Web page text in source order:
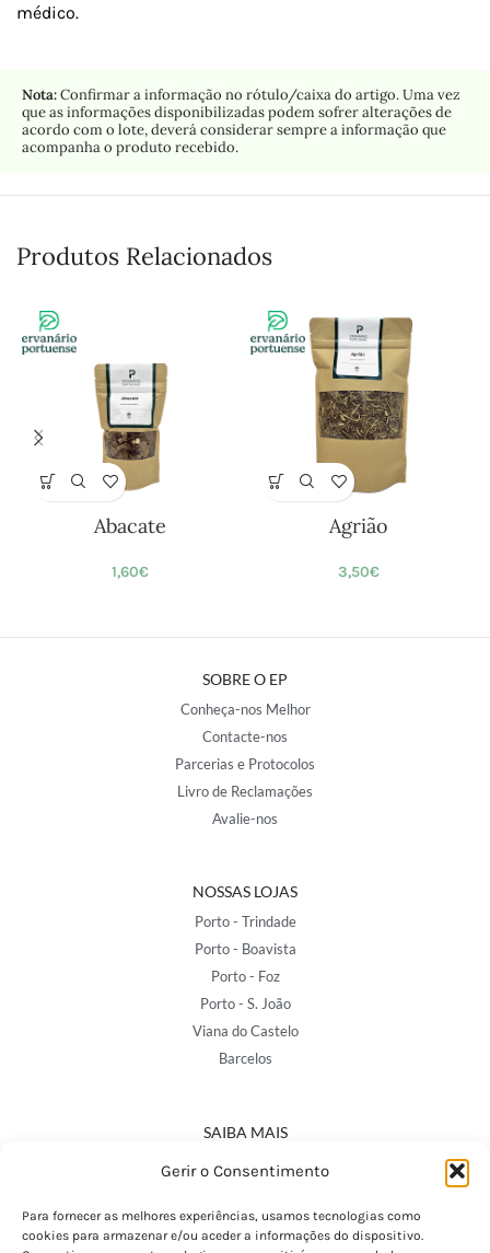
Gerir o Consentimento
Para fornecer as melhores experiências, usamos tecnologias como
cookies para armazenar e/ou aceder a informações do dispositivo.
médico.
Nota:Confirmar a informação no rótulo/caixa do artigo. Uma vez
que as informações disponibilizadas podem sofrer alterações de
acordo com o lote, deverá considerar sempre a informação que
acompanha o produto recebido.
Produtos Relacionados
Abacate
1,60€
Agrião
3,50€
SOBRE O EP
Conheça-nos Melhor
Contacte-nos
Parcerias e Protocolos
Livro de Reclamações
Avalie-nos
NOSSAS LOJAS
Porto - Trindade
Porto - Boavista
Porto - Foz
Porto - S. João
Viana do Castelo
Barcelos
SAIBA MAIS
Política de Privacidade
Termos e Condições
Perguntas Frequentes